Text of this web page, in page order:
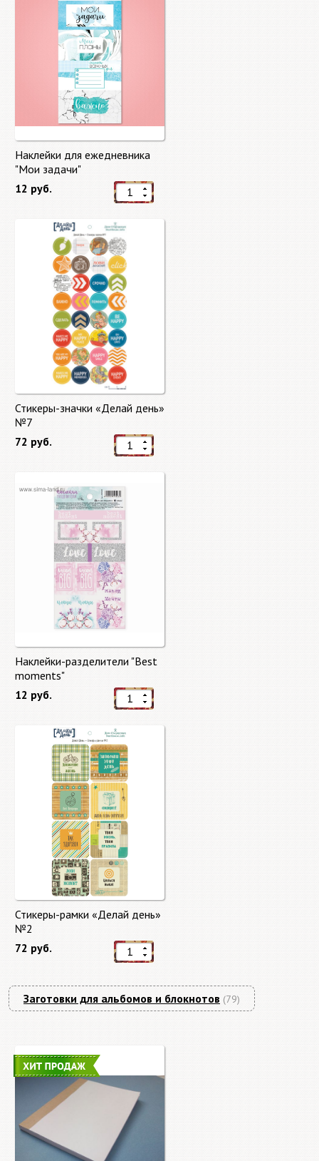
Наклейки для ежедневника
"Мои задачи"
12 руб.
Стикеры-значки «Делай день»
№7
72 руб.
Наклейки-разделители "Best
moments"
12 руб.
Стикеры-рамки «Делай день»
№2
72 руб.
Заготовки для альбомов и блокнотов (79)